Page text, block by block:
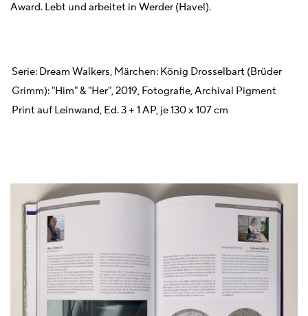
Award. Lebt und arbeitet in Werder (Havel).
Serie: Dream Walkers, Märchen: König Drosselbart (Brüder
Grimm): "Him" & "Her", 2019, Fotografie, Archival Pigment
Print auf Leinwand, Ed. 3 + 1 AP, je 130 x 107 cm